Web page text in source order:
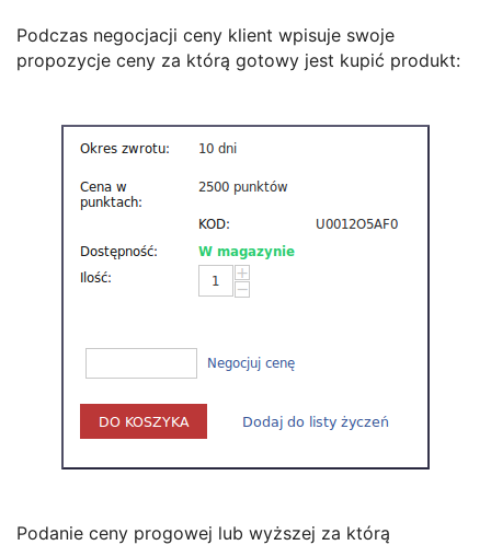
Podczas negocjacji ceny klient wpisuje swoje
propozycje ceny za którą gotowy jest kupić produkt:
Podanie ceny progowej lub wyższej za którą